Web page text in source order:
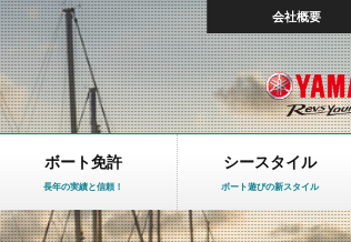
会社概要
ボート免許
長年の実績と信頼！
シースタイル
ボート遊びの新スタイル